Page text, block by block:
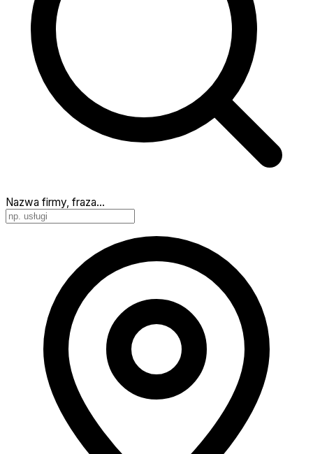
Nazwa firmy, fraza…